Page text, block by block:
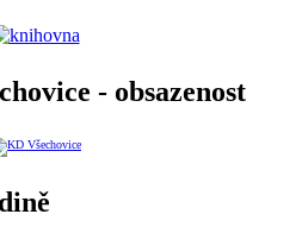
- obsazenost